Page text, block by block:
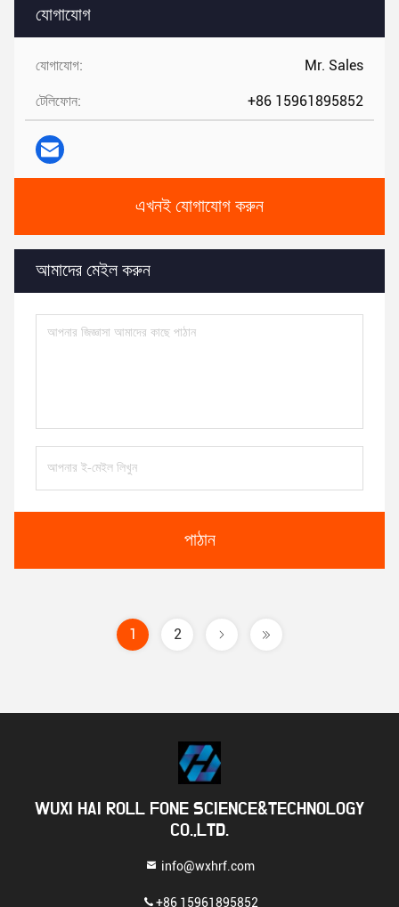
যোগাযোগ
যোগাযোগ: Mr. Sales
টেলিফোন: +86 15961895852
এখনই যোগাযোগ করুন
আমাদের মেইল করুন
পাঠান
1 2
WUXI HAI ROLL FONE SCIENCE&TECHNOLOGY
CO.,LTD.
info@wxhrf.com
+86 15961895852